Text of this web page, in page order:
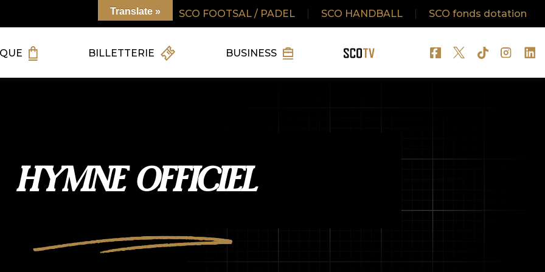
SCO FOOTSAL / PADEL SCO HANDBALL SCO fonds dotation
BILLETTERIE BUSINESS
HYMNE OFFICIEL
Translate »